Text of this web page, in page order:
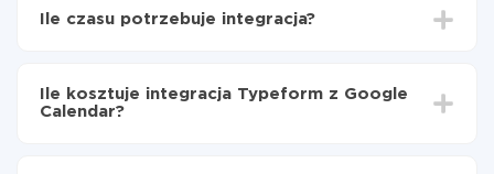
Google Calendar
Typeform do Google Calendar
Ile czasu potrzebuje integracja?
od 5 do 30 minut. Konfiguracja zajmuje średnio 10-15
minut.
Ile kosztuje integracja Typeform z Google
Calendar?